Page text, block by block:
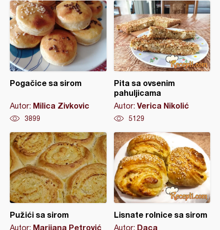
Pogačice sa sirom
Autor: Milica Zivkovic
3899
Pita sa ovsenim
pahuljicama
Autor: Verica Nikolić
5129
Pužići sa sirom
Autor: Marijana Petrović
Lisnate rolnice sa sirom
Autor: Daca